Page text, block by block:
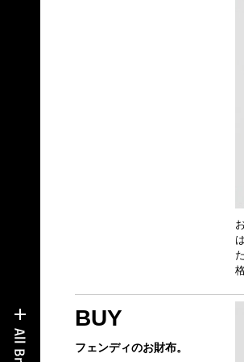
BUY
フェンディのお財布。